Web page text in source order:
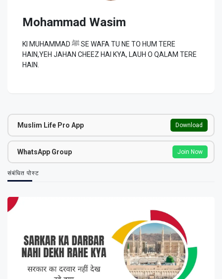
Mohammad Wasim
KI MUHAMMAD ﷺ SE WAFA TU NE TO HUM TERE
HAIN,YEH JAHAN CHEEZ HAI KYA, LAUH O QALAM TERE
HAIN.
Muslim Life Pro App Download
WhatsApp Group Join Now
संबंधित पोस्ट